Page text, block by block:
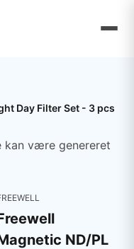
Day Filter Set - 3 pcs
kan være genereret
ND/PL